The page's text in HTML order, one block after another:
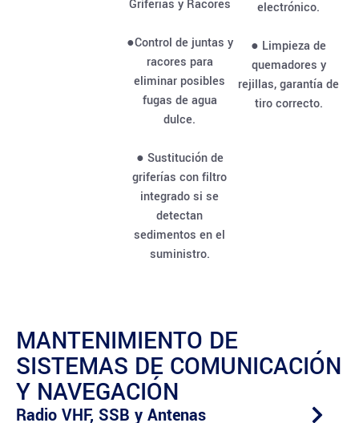
Griferías y Racores
●Control de juntas y
racores para
eliminar posibles
fugas de agua
dulce.
● Sustitución de
griferías con filtro
integrado si se
detectan
sedimentos en el
suministro.
electrónico.
● Limpieza de
quemadores y
rejillas, garantía de
tiro correcto.
MANTENIMIENTO DE
SISTEMAS DE COMUNICACIÓN
Y NAVEGACIÓN
Radio VHF, SSB y Antenas